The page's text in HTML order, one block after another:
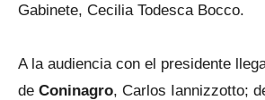
Gabinete, Cecilia Todesca Bocco.
A la audiencia con el presidente
de Coninagro, Carlos Iannizzotto;